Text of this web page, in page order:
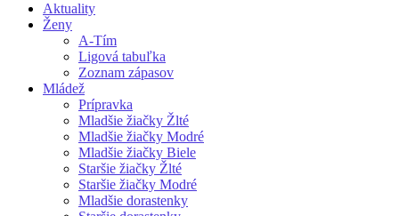
Aktuality
Ženy
A-Tím
Ligová tabuľka
Zoznam zápasov
Mládež
Prípravka
Mladšie žiačky Žlté
Mladšie žiačky Modré
Mladšie žiačky Biele
Staršie žiačky Žlté
Staršie žiačky Modré
Mladšie dorastenky